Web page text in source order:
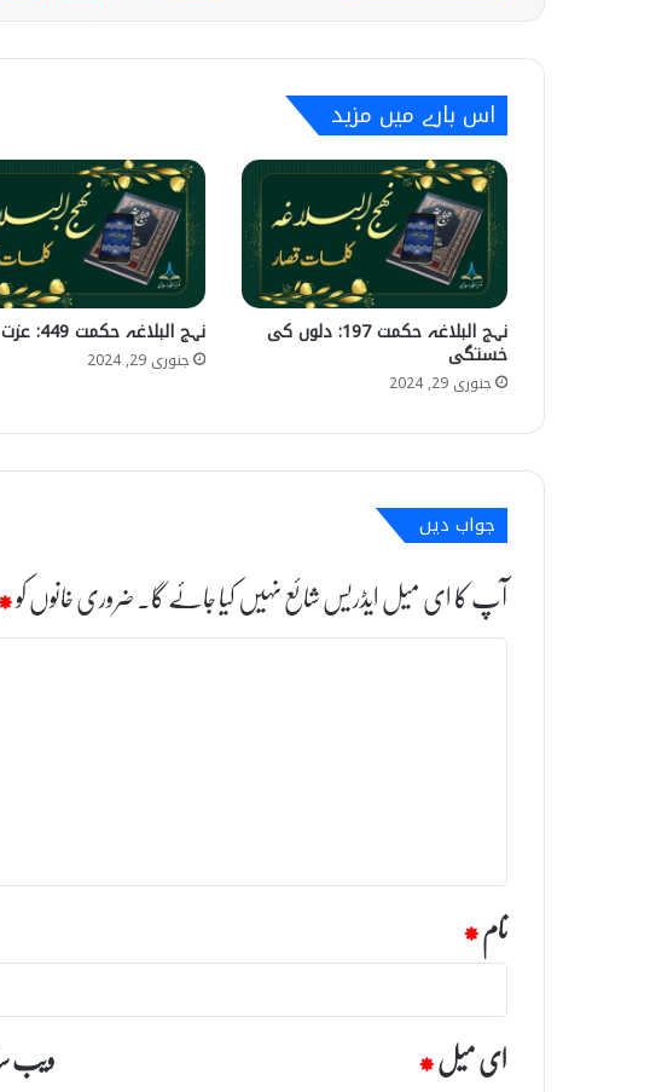
اس بارے میں مزید
نہج البلاغہ حکمت 197: دلوں کی
خستگی
جنوری 29, 2024
نہج البلاغہ حکمت 449: عزت نفس
جنوری 29, 2024
جواب دیں
آپ کا ای میل ایڈریس شائع نہیں کیا جائے گا۔ضروری خانوں کو
ت
نام*
ای میل* ویب‌